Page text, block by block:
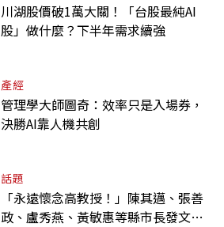
川湖股價破1萬大關！「台股最純AI
股」做什麼？下半年需求續強
產經
管理學大師圖奇：效率只是入場券，
決勝AI靠人機共創
話題
「永遠懷念高教授！」陳其邁、張善
政、盧秀燕、黃敏惠等縣市長發文弔